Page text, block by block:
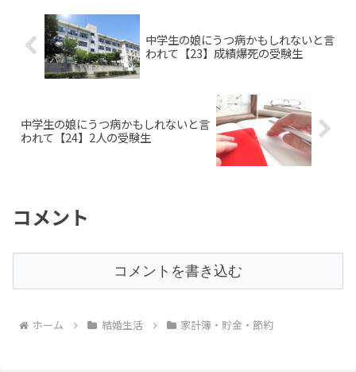
中学生の娘にうつ病かもしれないと言
われて【23】成績爆死の受験生
中学生の娘にうつ病かもしれないと言
われて【24】2人の受験生
コメント
コメントを書き込む
ホーム 結婚生活 家計簿・貯金・節約